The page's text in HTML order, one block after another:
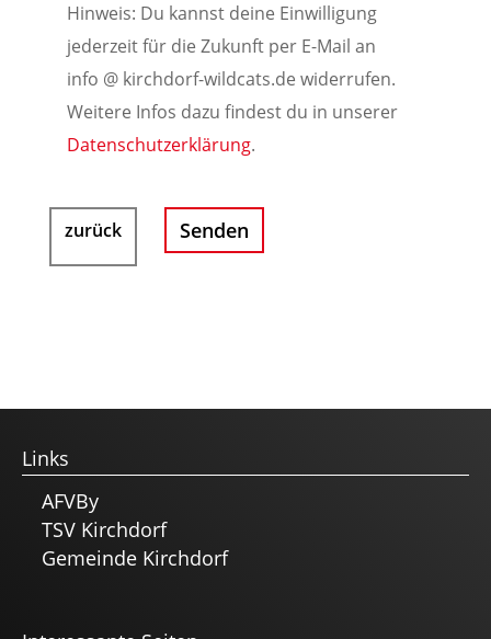
Hinweis: Du kannst deine Einwilligung
jederzeit für die Zukunft per E-Mail an
info @ kirchdorf-wildcats.de widerrufen.
Weitere Infos dazu findest du in unserer
Datenschutzerklärung.
zurück
Links
AFVBy
TSV Kirchdorf
Gemeinde Kirchdorf